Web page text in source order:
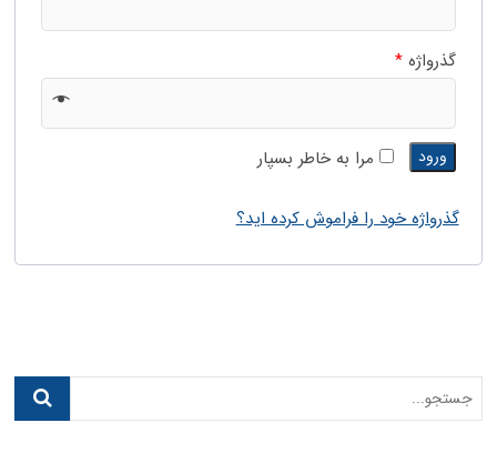
گذرواژه*
مرا به خاطر بسپار ورود
گذرواژه خود را فراموش کرده اید؟
جستجو...